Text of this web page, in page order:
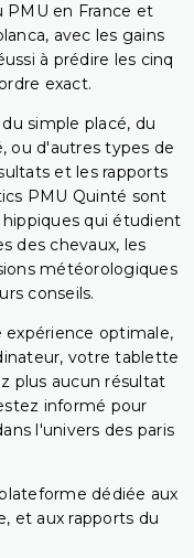
PMU en France et
avec les gains
à prédire les cinq
exact.
simple placé, du
ou d'autres types de
et les rapports
PMU Quinté sont
hippiques qui étudient
des chevaux, les
météorologiques
conseils.
optimale,
votre tablette
plus aucun résultat
informé pour
l'univers des paris
dédiée aux
et aux rapports du